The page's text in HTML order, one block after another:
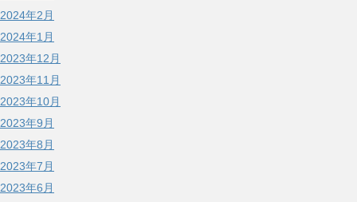
2024年2月
2024年1月
2023年12月
2023年11月
2023年10月
2023年9月
2023年8月
2023年7月
2023年6月